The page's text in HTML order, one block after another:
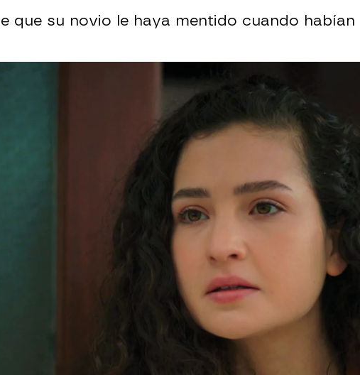
que su novio le haya mentido cuando
Whatsapp